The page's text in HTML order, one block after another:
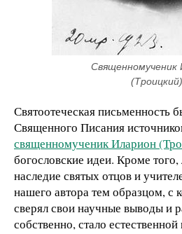
Священномученик
(Троицкий)
Святоотеческая письменность
Священного Писания
священномученик Иларион
богословские идеи. Кроме того,
наследие святых отцов и
нашего автора тем образцом, с
сверял свои научные выводы и
собственно, стало